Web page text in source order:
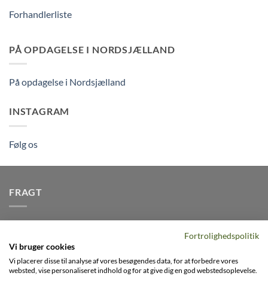
Forhandlerliste
PÅ OPDAGELSE I NORDSJÆLLAND
På opdagelse i Nordsjælland
INSTAGRAM
Følg os
FRAGT
på alle pakker - Husk der er fri
levering på alle ordre over DKK395
Fortrolighedspolitik
Vi bruger cookies
Vi placerer disse til analyse af vores besøgendes data, for at forbedre vores
websted, vise personaliseret indhold og for at give dig en god webstedsoplevelse.